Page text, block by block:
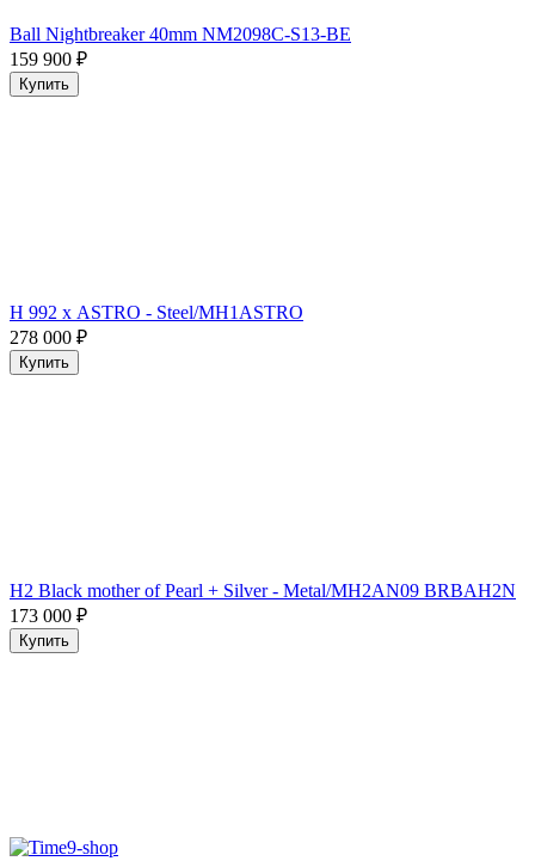
Ball Nightbreaker 40mm NM2098C-S13-BE
159 900 ₽
Купить
H 992 х ASTRO - Steel/MH1ASTRO
278 000 ₽
Купить
H2 Black mother of Pearl + Silver - Metal/MH2AN09 BRBAH2N
173 000 ₽
Купить